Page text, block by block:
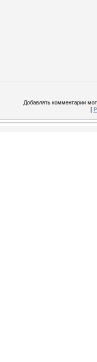
Добавлять комментарии
[